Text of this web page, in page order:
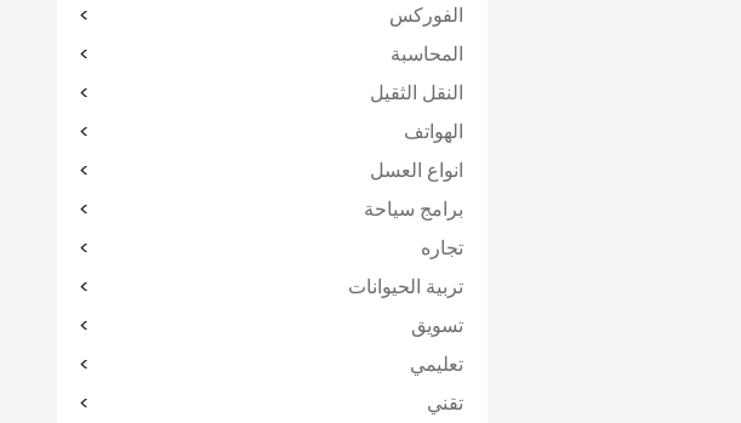
الفوركس
المحاسبة
النقل الثقيل
الهواتف
انواع العسل
برامج سياحة
تجاره
تربية الحيوانات
تسويق
تعليمي
تقني